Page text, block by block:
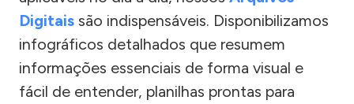
Digitais são indispensáveis. Disponibilizamos
infográficos detalhados que resumem
informações essenciais de forma visual e
fácil de entender, planilhas prontas para